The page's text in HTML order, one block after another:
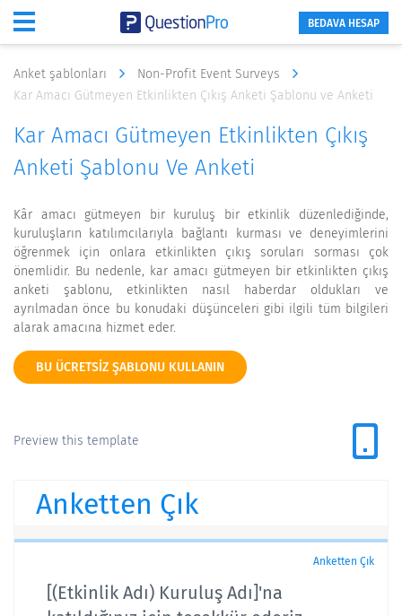
BEDAVA HESAP
Anket şablonları
Non-Profit Event Surveys
Kar Amacı Gütmeyen Etkinlikten Çıkış Anketi Şablonu ve Anketi
Kar Amacı Gütmeyen Etkinlikten Çıkış
Anketi Şablonu Ve Anketi
Kâr amacı gütmeyen bir kuruluş bir etkinlik düzenlediğinde,
kuruluşların katılımcılarıyla bağlantı kurması ve deneyimlerini
öğrenmek için onlara etkinlikten çıkış soruları sorması çok
önemlidir. Bu nedenle, kar amacı gütmeyen bir etkinlikten çıkış
anketi şablonu, etkinlikten nasıl haberdar oldukları ve
ayrılmadan önce bu konudaki düşünceleri gibi ilgili tüm bilgileri
alarak amacına hizmet eder.
BU ÜCRETSIZ ŞABLONU KULLANIN
Preview this template